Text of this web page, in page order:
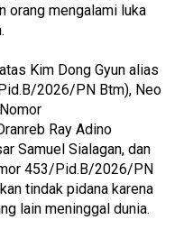
orang mengalami luka
Kim Dong Gyun alias
2026/PN Btm), Neo
Ray Adino
Samuel Sialagan, dan
453/Pid.B/2026/PN
tindak pidana karena
lain meninggal dunia.